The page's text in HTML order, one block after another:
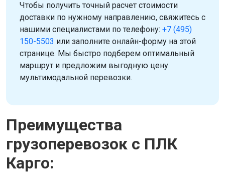
Чтобы получить точный расчет стоимости
доставки по нужному направлению, свяжитесь с
нашими специалистами по телефону: +7 (495)
150-5503 или заполните онлайн-форму на этой
странице. Мы быстро подберем оптимальный
маршрут и предложим выгодную цену
мультимодальной перевозки.
Преимущества
грузоперевозок с ПЛК
Карго: